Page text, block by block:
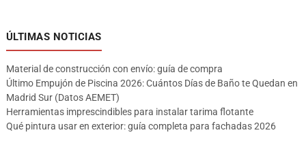
ÚLTIMAS NOTICIAS
Material de construcción con envío: guía de compra
Último Empujón de Piscina 2026: Cuántos Días de Baño te Quedan en
Madrid Sur (Datos AEMET)
Herramientas imprescindibles para instalar tarima flotante
Qué pintura usar en exterior: guía completa para fachadas 2026